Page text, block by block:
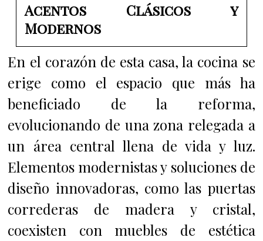
Acentos Clásicos y
Modernos
En el corazón de esta casa, la cocina se
erige como el espacio que más ha
beneficiado de la reforma,
evolucionando de una zona relegada a
un área central llena de vida y luz.
Elementos modernistas y soluciones de
diseño innovadoras, como las puertas
correderas de madera y cristal,
coexisten con muebles de estética